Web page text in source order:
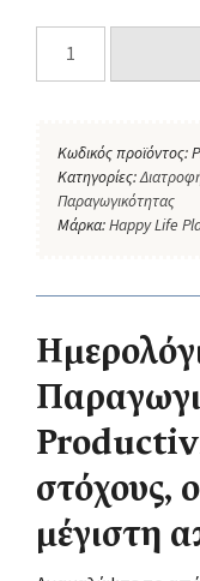
Κωδικός προϊόντος:
Κατηγορίες:
Παραγωγικότητας
Μάρκα:Happy Life
στόχους,
μέγιστη